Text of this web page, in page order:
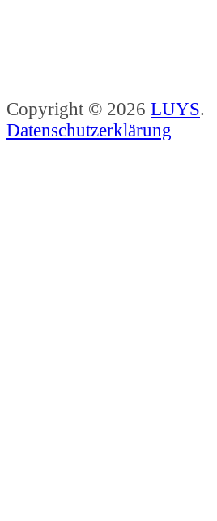
Copyright © 2026 LUYS.
Datenschutzerklärung